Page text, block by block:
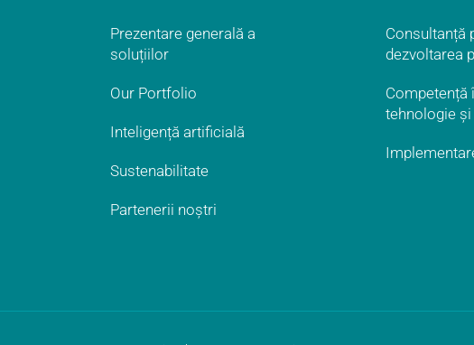
Prezentare generală a
soluțiilor
Our Portfolio
Inteligență artificială
Sustenabilitate
Partenerii noștri
Consultanță
dezvoltarea
Competență
tehnologie